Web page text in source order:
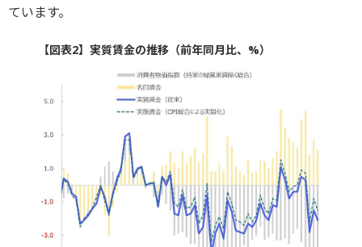
ています。
【図表2】実質賃金の推移（前年同月比、%）